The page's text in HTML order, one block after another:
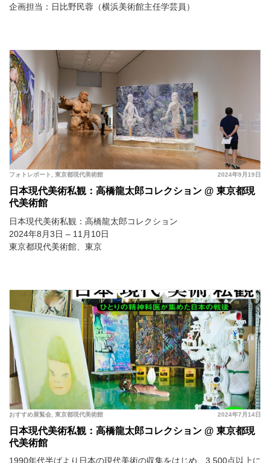
企画担当：日比野民蓉（横浜美術館主任学芸員）
2024年9月19日
フォトレポート, 東京都現代美術館
日本現代美術私観：高橋龍太郎コレクション @ 東京都現
代美術館
日本現代美術私観：高橋龍太郎コレクション
2024年8月3日 – 11月10日
東京都現代美術館、東京
2024年7月14日
おすすめ展覧会 東京都現代美術館
日本現代美術私観：高橋龍太郎コレクション @ 東京都現
代美術館
1990年代半ばより日本の現代美術の収集をはじめ、3,500点以上に